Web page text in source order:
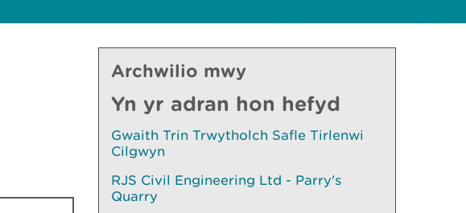
Archwilio mwy
Yn yr adran hon hefyd
Gwaith Trin Trwytholch Safle Tirlenwi
Cilgwyn
RJS Civil Engineering Ltd - Parry's
Quarry